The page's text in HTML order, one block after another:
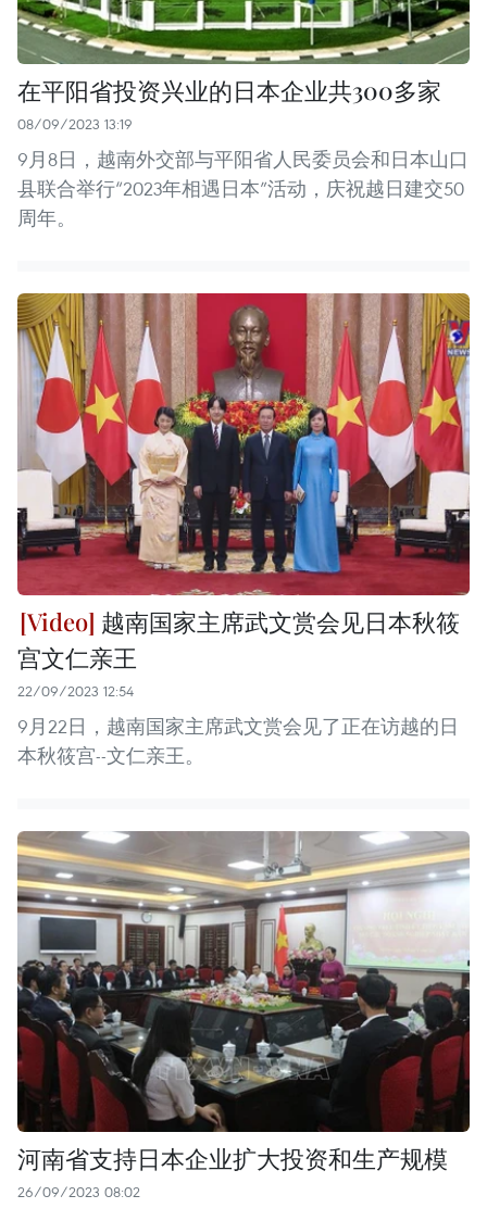
在平阳省投资兴业的日本企业共300多家
08/09/2023 13:19
9月8日，越南外交部与平阳省人民委员会和日本山口
县联合举行“2023年相遇日本”活动，庆祝越日建交50
周年。
越南国家主席武文赏会见日本秋筱
宫文仁亲王
22/09/2023 12:54
9月22日，越南国家主席武文赏会见了正在访越的日
本秋筱宫--文仁亲王。
河南省支持日本企业扩大投资和生产规模
26/09/2023 08:02